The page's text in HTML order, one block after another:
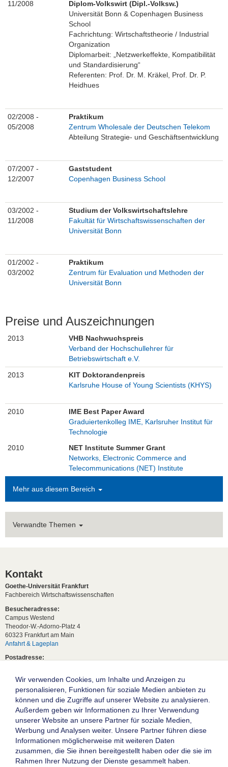
11/2008
Diplom-Volkswirt (Dipl.-Volksw.)
Universität Bonn & Copenhagen Business
School
Fachrichtung: Wirtschaftstheorie / Industrial
Organization
Diplomarbeit: „Netzwerkeffekte, Kompatibilität
und Standardisierung“
Referenten: Prof. Dr. M. Kräkel, Prof. Dr. P.
Heidhues
02/2008 -
05/2008
Praktikum
Zentrum Wholesale der Deutschen Telekom
Abteilung Strategie- und Geschäftsentwicklung
07/2007 -
12/2007
Gaststudent
Copenhagen Business School
03/2002 -
11/2008
Studium der Volkswirtschaftslehre
Fakultät für Wirtschaftswissenschaften der
Universität Bonn
01/2002 -
03/2002
Praktikum
Zentrum für Evaluation und Methoden der
Universität Bonn
Preise und Auszeichnungen
2013
VHB Nachwuchspreis
Verband der Hochschullehrer für
Betriebswirtschaft e.V.
2013
KIT Doktorandenpreis
Karlsruhe House of Young Scientists (KHYS)
2010
IME Best Paper Award
Graduiertenkolleg IME, Karlsruher Institut für
Technologie
2010
NET Institute Summer Grant
Networks, Electronic Commerce and
Telecommunications (NET) Institute
Mehr aus diesem Bereich
Verwandte Themen
Kontakt
Goethe-Universität Frankfurt
Fachbereich Wirtschaftswissenschaften
Besucheradresse:
Campus Westend
Theodor-W.-Adorno-Platz 4
60323 Frankfurt am Main
Anfahrt & Lageplan
Postadresse:
Studentische Anfragen:
studium[at]wiwi.uni-frankfurt[dot]de
Allgemeine Anfragen:
dekanat02[at]wiwi.uni-frankfurt[dot]de
Die Goethe-Universität Frankfurt am Main
Wir verwenden Cookies, um Inhalte und Anzeigen zu
personalisieren, Funktionen für soziale Medien anbieten zu
können und die Zugriffe auf unserer Website zu analysieren.
Außerdem geben wir Informationen zu Ihrer Verwendung
unserer Website an unsere Partner für soziale Medien,
Werbung und Analysen weiter. Unsere Partner führen diese
Informationen möglicherweise mit weiteren Daten
zusammen, die Sie ihnen bereitgestellt haben oder die sie im
Rahmen Ihrer Nutzung der Dienste gesammelt haben.